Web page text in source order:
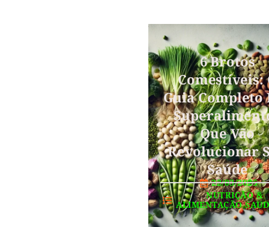
6 Brotos
Comestíveis:
Guia Completo
Que Vão
Revolucionar
Saúde
22/03/2025
NUTRIÇÃO&
ALIMENTAÇÃO